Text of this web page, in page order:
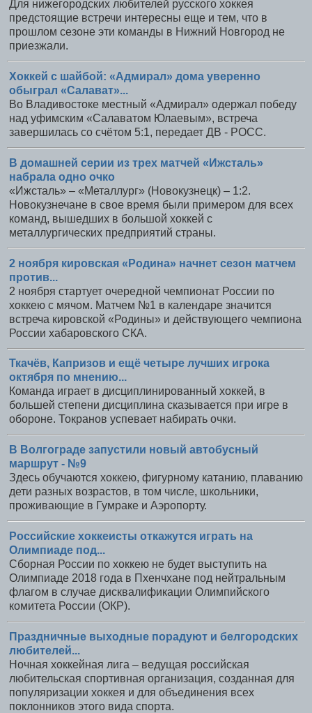
Для нижегородских любителей русского хоккея
предстоящие встречи интересны еще и тем, что в
прошлом сезоне эти команды в Нижний Новгород не
приезжали.
Хоккей с шайбой: «Адмирал» дома уверенно
обыграл «Салават»...
Во Владивостоке местный «Адмирал» одержал победу
над уфимским «Салаватом Юлаевым», встреча
завершилась со счётом 5:1, передает ДВ - РОСС.
В домашней серии из трех матчей «Ижсталь»
набрала одно очко
«Ижсталь» – «Металлург» (Новокузнецк) – 1:2.
Новокузнечане в свое время были примером для всех
команд, вышедших в большой хоккей с
металлургических предприятий страны.
2 ноября кировская «Родина» начнет сезон матчем
против...
2 ноября стартует очередной чемпионат России по
хоккею с мячом. Матчем №1 в календаре значится
встреча кировской «Родины» и действующего чемпиона
России хабаровского СКА.
Ткачёв, Капризов и ещё четыре лучших игрока
октября по мнению...
Команда играет в дисциплинированный хоккей, в
большей степени дисциплина сказывается при игре в
обороне. Токранов успевает набирать очки.
В Волгограде запустили новый автобусный
маршрут - №9
Здесь обучаются хоккею, фигурному катанию, плаванию
дети разных возрастов, в том числе, школьники,
проживающие в Гумраке и Аэропорту.
Российские хоккеисты откажутся играть на
Олимпиаде под...
Сборная России по хоккею не будет выступить на
Олимпиаде 2018 года в Пхенчхане под нейтральным
флагом в случае дисквалификации Олимпийского
комитета России (ОКР).
Праздничные выходные порадуют и белгородских
любителей...
Ночная хоккейная лига – ведущая российская
любительская спортивная организация, созданная для
популяризации хоккея и для объединения всех
поклонников этого вида спорта.